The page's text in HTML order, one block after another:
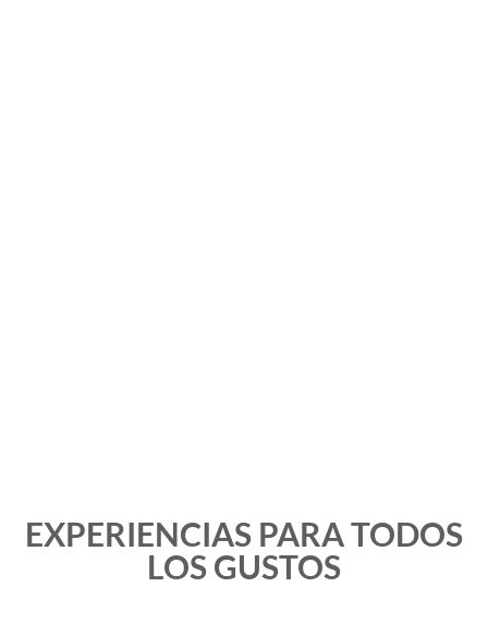
EXPERIENCIAS PARA TODOS
LOS GUSTOS